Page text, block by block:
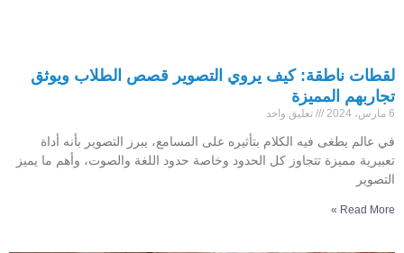
لقطات ناطقة: كيف يروي التصوير قصص الطلاب ويوثق
تجاربهم المميزة
6 مارس، 2024 تعليق واحد
في عالم يطغى فيه الكلام بتأثيره على المسامع، يبرز التصوير بأنه أداة
تعبيرية مميزة تتجاوز كل الحدود وخاصة حدود اللغة والصوت، وأهم ما يميز
التصوير
Read More »